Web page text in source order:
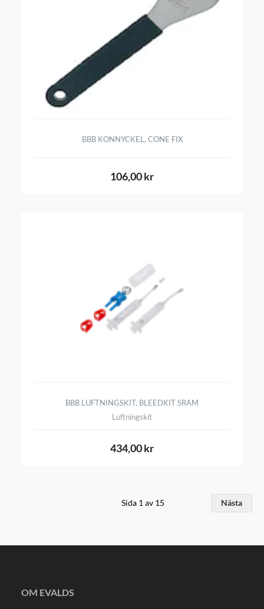
BBB KONNYCKEL, CONE FIX
106,00 kr
BBB LUFTNINGSKIT, BLEEDKIT SRAM
Luftningskit
434,00 kr
Sida 1 av 15 Nästa
OM EVALDS